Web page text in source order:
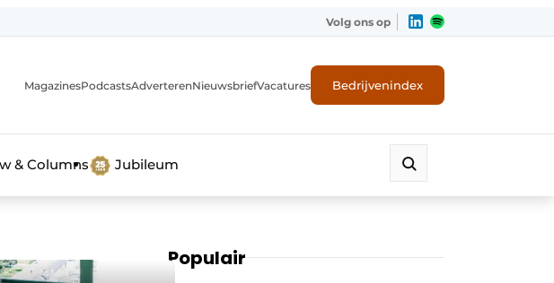
Volg ons op
MagazinesPodcastsAdverterenNieuwsbriefVacatures Bedrijvenindex
& Columns Jubileum
Populair